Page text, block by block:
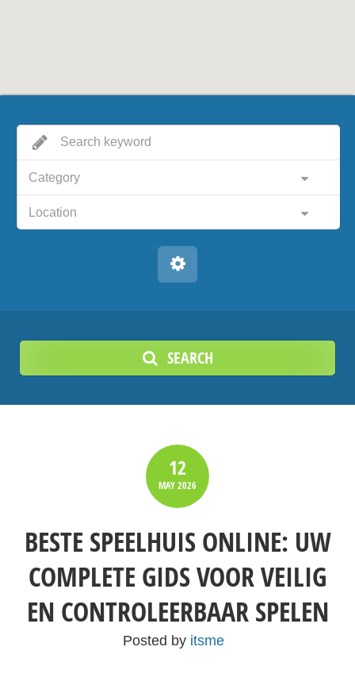
Category
Location
SEARCH
12
MAY2026
BESTE SPEELHUIS ONLINE: UW
COMPLETE GIDS VOOR VEILIG
EN CONTROLEERBAAR SPELEN
Posted by itsme